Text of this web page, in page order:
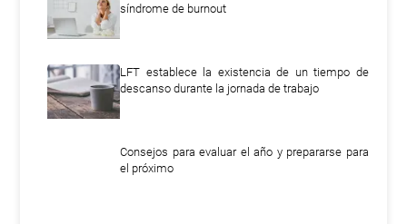
síndrome de burnout
LFT establece la existencia de un tiempo de
descanso durante la jornada de trabajo
Consejos para evaluar el año y prepararse para
el próximo